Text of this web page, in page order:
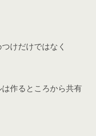
けだけではなく
作るところから共有